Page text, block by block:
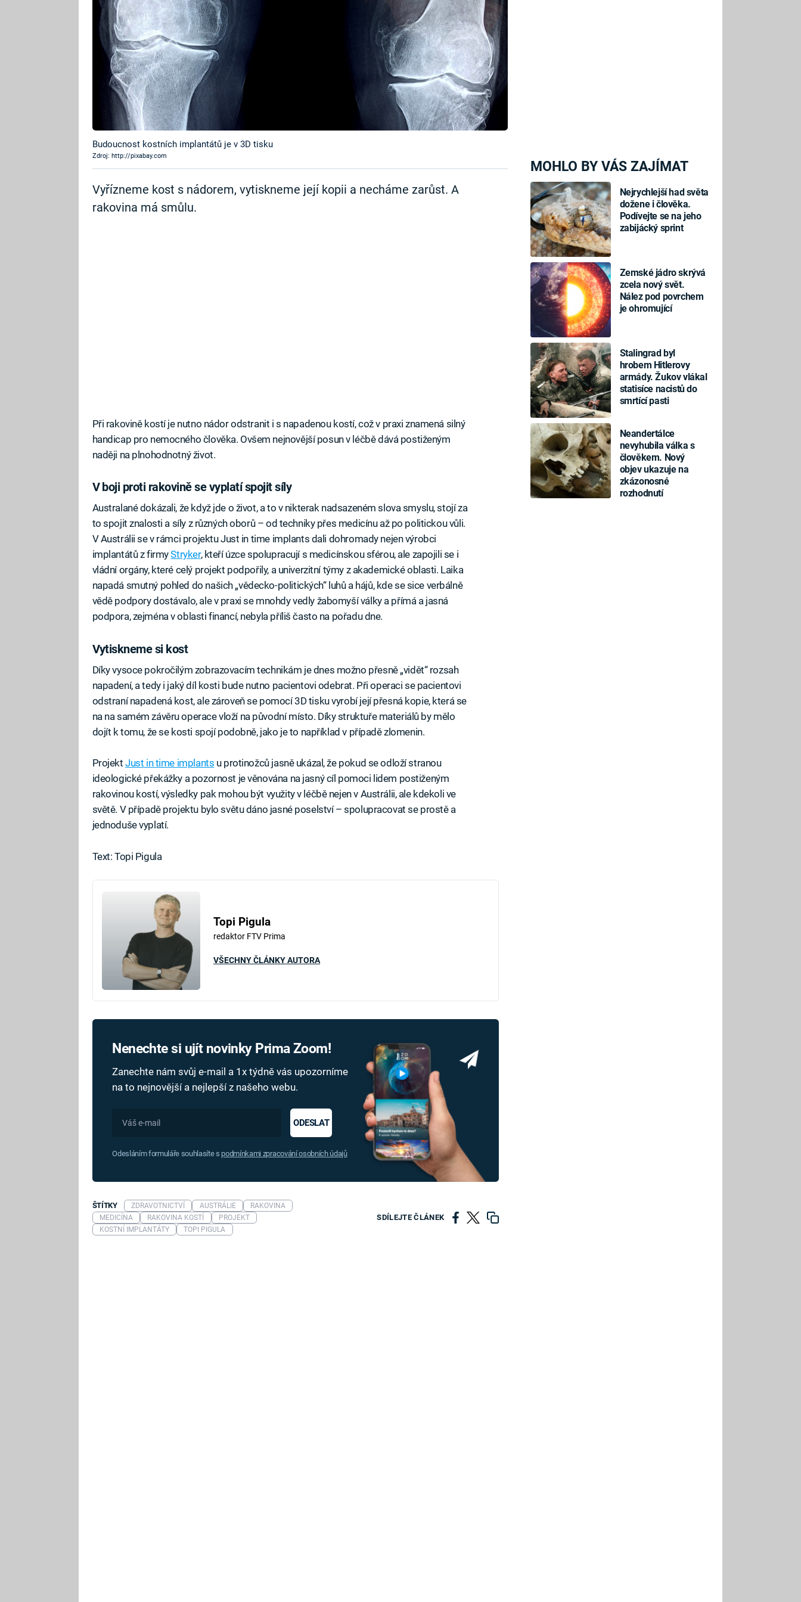
MOHLO BY VÁS ZAJÍMAT
Nejrychlejší had světa
dožene i člověka.
Podívejte se na jeho
zabijácký sprint
Zemské jádro skrývá
zcela nový svět.
Nález pod povrchem
je ohromující
Stalingrad byl
hrobem Hitlerovy
armády. Žukov vlákal
statisíce nacistů do
smrtící pasti
Neandertálce
nevyhubila válka s
člověkem. Nový
objev ukazuje na
zkázonosné
rozhodnutí
Budoucnost kostních implantátů je v 3D tisku
Zdroj: http://pixabay.com
Vyřízneme kost s nádorem, vytiskneme její kopii a necháme zarůst. A
rakovina má smůlu.
Při rakovině kostí je nutno nádor odstranit i s napadenou kostí, což v praxi znamená silný
handicap pro nemocného člověka. Ovšem nejnovější posun v léčbě dává postiženým
naději na plnohodnotný život.
V boji proti rakovině se vyplatí spojit síly
Australané dokázali, že když jde o život, a to v nikterak nadsazeném slova smyslu, stojí za
to spojit znalosti a síly z různých oborů – od techniky přes medicínu až po politickou vůli.
V Austrálii se v rámci projektu Just in time implants dali dohromady nejen výrobci
implantátů z firmyStryker, kteří úzce spolupracují s medicínskou sférou, ale zapojili se i
vládní orgány, které celý projekt podpořily, a univerzitní týmy z akademické oblasti. Laika
napadá smutný pohled do našich „vědecko-politických“ luhů a hájů, kde se sice verbálně
vědě podpory dostávalo, ale v praxi se mnohdy vedly žabomyší války a přímá a jasná
podpora, zejména v oblasti financí, nebyla příliš často na pořadu dne.
Vytiskneme si kost
Díky vysoce pokročilým zobrazovacím technikám je dnes možno přesně „vidět“ rozsah
napadení, a tedy i jaký díl kosti bude nutno pacientovi odebrat. Při operaci se pacientovi
odstraní napadená kost, ale zároveň se pomocí 3D tisku vyrobí její přesná kopie, která se
na na samém závěru operace vloží na původní místo. Díky struktuře materiálů by mělo
dojít k tomu, že se kosti spojí podobně, jako je to například v případě zlomenin.
ProjektJust in time implants u protinožců jasně ukázal, že pokud se odloží stranou
ideologické překážky a pozornost je věnována na jasný cíl pomoci lidem postiženým
rakovinou kostí, výsledky pak mohou být využity v léčbě nejen v Austrálii, ale kdekoli ve
světě. V případě projektu bylo světu dáno jasné poselství – spolupracovat se prostě a
jednoduše vyplatí.
Text: Topi Pigula
Topi Pigula
redaktor FTV Prima
VŠECHNY ČLÁNKY AUTORA
Nenechte si ujít novinky Prima Zoom!
Zanechte nám svůj e-mail a 1x týdně vás upozorníme
na to nejnovější a nejlepší z našeho webu.
ODESLAT
Odesláním formuláře souhlasíte s podmínkami zpracování osobních údajů
SDÍLEJTE ČLÁNEK
ŠTÍTKY ZDRAVOTNICTVÍ AUSTRÁLIE
RAKOVINA
MEDICÍNA
RAKOVINA KOSTÍ
PROJEKT
KOSTNÍ IMPLANTÁTY
TOPI PIGULA